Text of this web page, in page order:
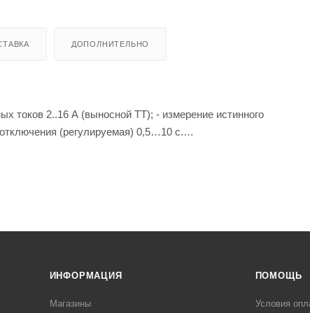
ДОПОЛНИТЕЛЬНО
токов 2..16 А (выносной ТТ); - измерение истинного
(регулируемая) 0,5…10 с.
ИНФОРМАЦИЯ
Магазины
ПОМОЩЬ
Условия